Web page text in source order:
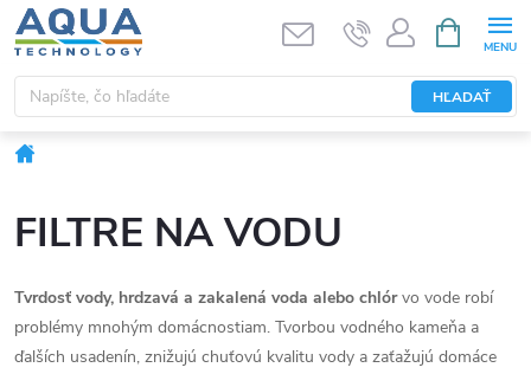
Prejsť
na
obsah
HĽADAŤ
KOŠÍK
FILTRE NA VODU
Tvrdosť vody, hrdzavá a zakalená voda alebo chlór vo vode robí
problémy mnohým domácnostiam. Tvorbou vodného kameňa a
ďalších usadenín, znižujú chuťovú kvalitu vody a zaťažujú domáce